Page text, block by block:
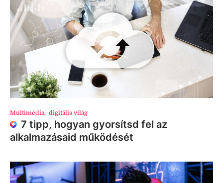
Multimédia, digitális világ
7 tipp, hogyan gyorsítsd fel az
alkalmazásaid működését